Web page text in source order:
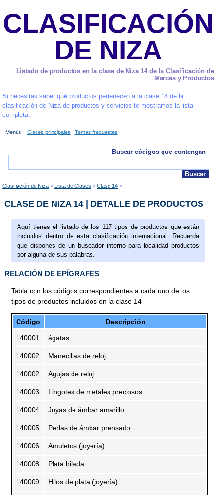
CLASIFICACIÓN
DE NIZA
Listado de productos en la clase de Niza 14 de la Clasificación de
Marcas y Productos
Si necesitas saber qué productos pertenecen a la clase 14 de la
clasificación de Niza de productos y servicios te mostramos la lista
completa.
Menús: | Clases principales | Temas frecuentes |
Buscar códigos que contengan
Clasifiación de Niza Lista de Clases Clase 14
CLASE DE NIZA 14 | DETALLE DE PRODUCTOS
Aquí tienes el listado de los 117 tipos de productos que están
incluidos dentro de esta clasificación internacional. Recuerda
que dispones de un buscador interno para localidad productos
por alguna de sus palabras.
RELACIÓN DE EPÍGRAFES
Tabla con los códigos correspondientes a cada uno de los
tipos de productos incluidos en la clase 14
Código Descripción
140001 ágatas
140002 Manecillas de reloj
140002 Agujas de reloj
140003 Lingotes de metales preciosos
140004 Joyas de ámbar amarillo
140005 Perlas de ámbar prensado
140006 Amuletos (joyería)
140008 Plata hilada
140009 Hilos de plata (joyería)